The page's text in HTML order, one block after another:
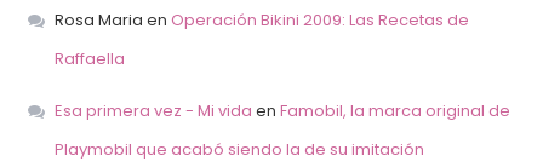
Rosa Maria en Operación Bikini 2009: Las Recetas de
Raffaella
Esa primera vez - Mi vida en Famobil, la marca original de
Playmobil que acabó siendo la de su imitación